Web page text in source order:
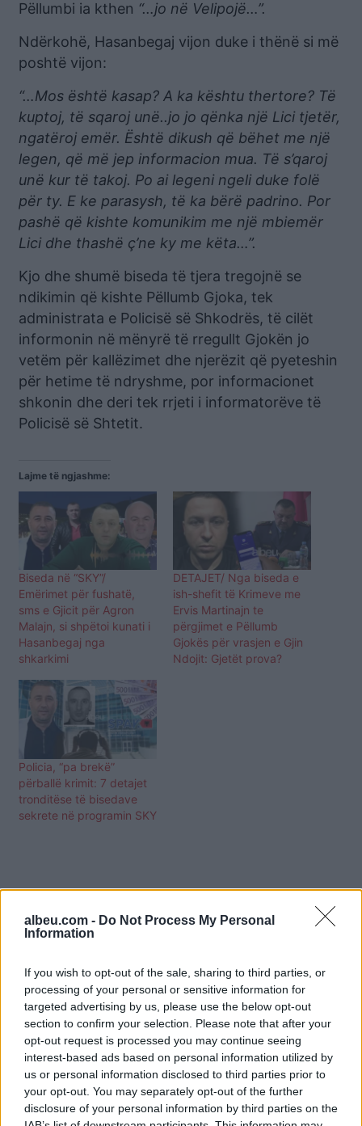
albeu.com - Do Not Process My Personal
Information
If you wish to opt-out of the sale, sharing to third parties, or
processing of your personal or sensitive information for
targeted advertising by us, please use the below opt-out
section to confirm your selection. Please note that after your
opt-out request is processed you may continue seeing
interest-based ads based on personal information utilized by
us or personal information disclosed to third parties prior to
your opt-out. You may separately opt-out of the further
disclosure of your personal information by third parties on the
Pëllumbi ia kthen “…jo në Velipojë…”.
Ndërkohë, Hasanbegaj vijon duke i thënë si më
poshtë vijon:
“…Mos është kasap? A ka kështu thertore? Të
kuptoj, të sqaroj unë..jo jo qënka një Lici tjetër,
ngatëroj emër. Është dikush që bëhet me një
legen, që më jep informacion mua. Të s’qaroj
unë kur të takoj. Po ai legeni ngeli duke folë
për ty. E ke parasysh, të ka bërë padrino. Por
pashë që kishte komunikim me një mbiemër
Lici dhe thashë ç’ne ky me këta…”.
Kjo dhe shumë biseda të tjera tregojnë se
ndikimin që kishte Pëllumb Gjoka, tek
administrata e Policisë së Shkodrës, të cilët
informonin në mënyrë të rregullt Gjokën jo
vetëm për kallëzimet dhe njerëzit që pyeteshin
për hetime të ndryshme, por informacionet
shkonin dhe deri tek rrjeti i informatorëve të
Policisë së Shtetit.
Lajme të ngjashme:
Biseda në “SKY”/
Emërimet për fushatë,
sms e Gjicit për Agron
Malajn, si shpëtoi kunati i
Hasanbegaj nga
shkarkimi
DETAJET/ Nga biseda e
ish-shefit të Krimeve me
Ervis Martinajn te
përgjimet e Pëllumb
Gjokës për vrasjen e Gjin
Ndojit: Gjetët prova?
Policia, “pa brekë”
përballë krimit: 7 detajet
tronditëse të bisedave
sekrete në programin SKY
Shtuarmë17.07.2024 10:01
emrat e informatorëve pellumb gjoka